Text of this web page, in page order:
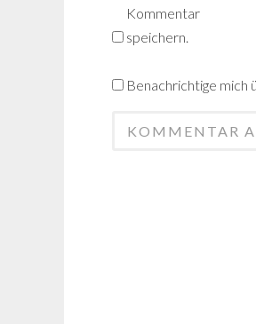
Kommentar
speichern.
Benachrichtige mich